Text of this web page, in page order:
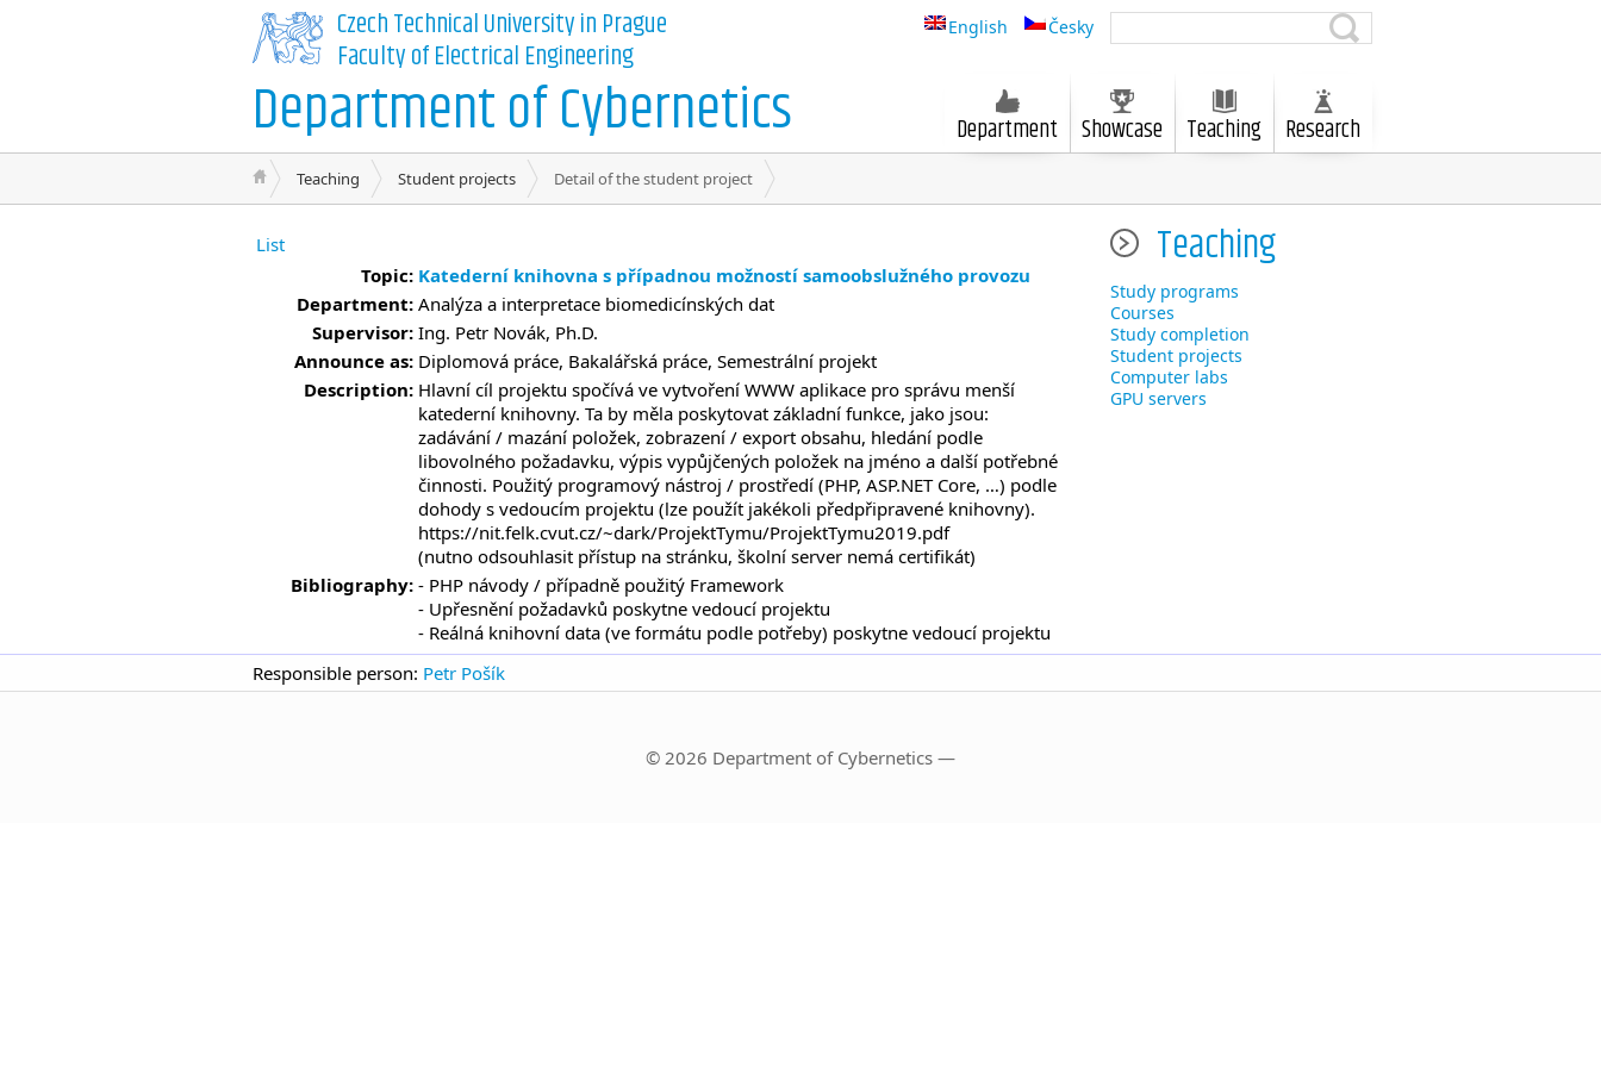
English Česky
Czech Technical University in Prague
Faculty of Electrical Engineering
Department of Cybernetics Department Showcase Teaching Research
Teaching Student projects Detail of the student project
List
Topic: Katederní knihovna s případnou možností samoobslužného provozu
Department: Analýza a interpretace biomedicínských dat
Supervisor: Ing. Petr Novák, Ph.D.
Announce as: Diplomová práce, Bakalářská práce, Semestrální projekt
Description: Hlavní cíl projektu spočívá ve vytvoření WWW aplikace pro správu menší
katederní knihovny. Ta by měla poskytovat základní funkce, jako jsou:
zadávání / mazání položek, zobrazení / export obsahu, hledání podle
libovolného požadavku, výpis vypůjčených položek na jméno a další potřebné
činnosti. Použitý programový nástroj / prostředí (PHP, ASP.NET Core, …) podle
dohody s vedoucím projektu (lze použít jakékoli předpřipravené knihovny).
https://nit.felk.cvut.cz/~dark/ProjektTymu/ProjektTymu2019.pdf
(nutno odsouhlasit přístup na stránku, školní server nemá certifikát)
Bibliography: - PHP návody / případně použitý Framework
- Upřesnění požadavků poskytne vedoucí projektu
- Reálná knihovní data (ve formátu podle potřeby) poskytne vedoucí projektu
Teaching
Study programs
Courses
Study completion
Student projects
Computer labs
GPU servers
Responsible person: Petr Pošík
© 2026 Department of Cybernetics —